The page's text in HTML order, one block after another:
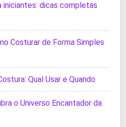
iniciantes: dicas completas
Costurar de Forma Simples
Qual Usar e Quando
o Universo Encantador da